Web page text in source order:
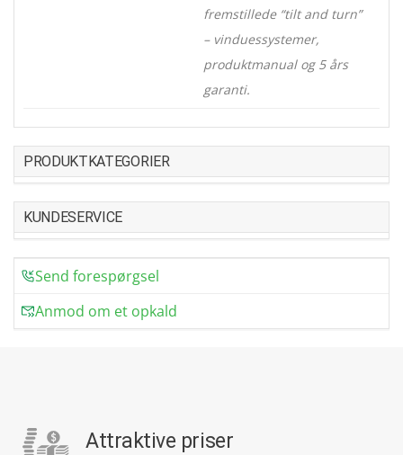
fremstillede “tilt and turn”
– vinduessystemer,
produktmanual og 5 års
garanti.
PRODUKTKATEGORIER
KUNDESERVICE
Send forespørgsel
Anmod om et opkald
Attraktive priser